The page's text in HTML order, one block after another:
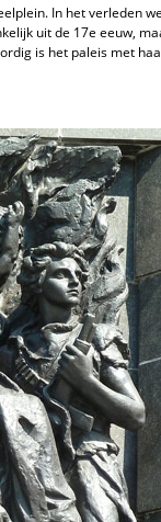
In het verleden
uit de 17e eeuw,
is het paleis met